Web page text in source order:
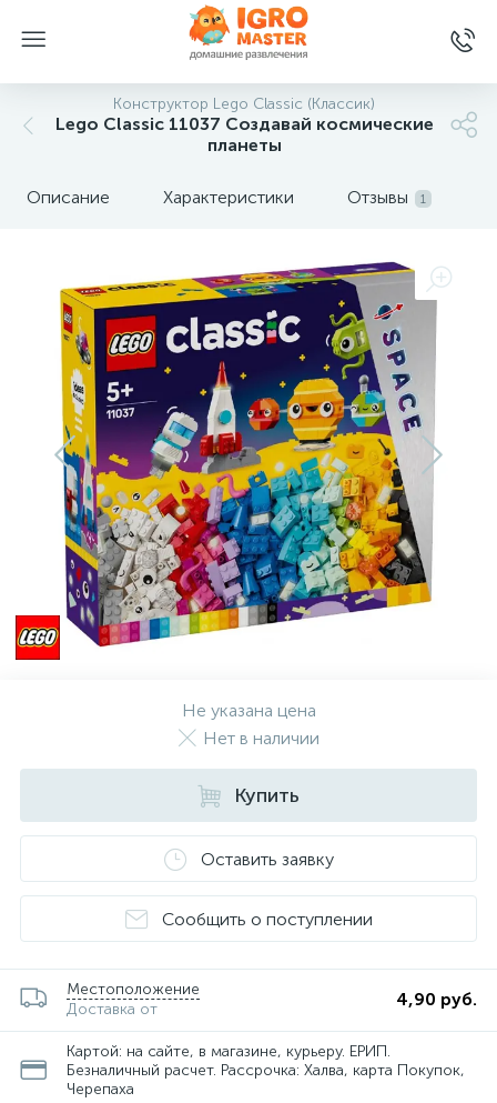
Конструктор Lego Classic (Классик)
Lego Classic 11037 Создавай космические
планеты
Описание Характеристики Отзывы 1
Не указана цена
Нет в наличии
Купить
Оставить заявку
Сообщить о поступлении
Местоположение
Доставка от
4,90 руб.
Картой: на сайте, в магазине, курьеру. ЕРИП.
Безналичный расчет. Рассрочка: Халва, карта Покупок,
Черепаха